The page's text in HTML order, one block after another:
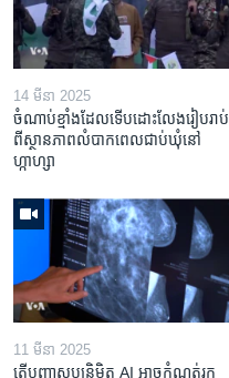
14 មីនា 2025
ចំណាប់ខ្មាំង​ដែល​ទើប​ដោះលែង​រៀបរាប់​
ពី​ស្ថានភាព​​លំបាក​ពេល​ជាប់​ឃុំ​នៅ​
ហ្កាហ្សា
11 មីនា 2025
តើ​បញ្ញាសប្បនិម្មិត​ AI អាច​កំណត់​រក​